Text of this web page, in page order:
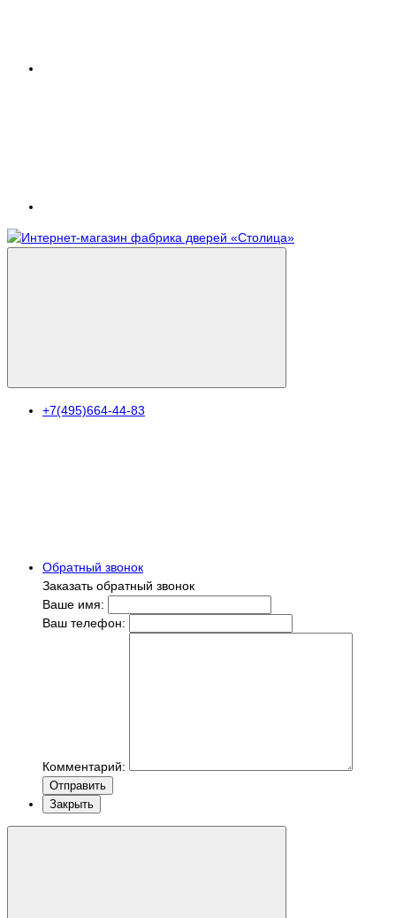
+7(495)664-44-83
Обратный звонок
Заказать обратный звонок
Ваше имя:
Ваш телефон:
Комментарий:
Отправить
Закрыть